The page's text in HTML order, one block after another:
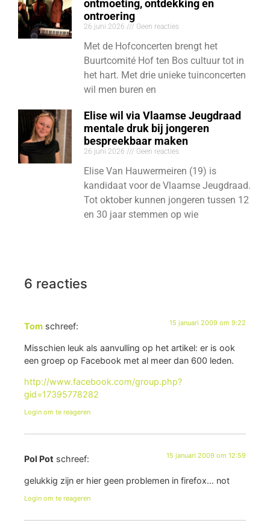
ontmoeting, ontdekking en
ontroering
26 juni 2026 Geen reacties
Met de Hofconcerten brengt het
Buurtcomité Hof ten Bos cultuur tot in
het hart. Met drie unieke tuinconcerten
wil men buren en
Elise wil via Vlaamse Jeugdraad
mentale druk bij jongeren
bespreekbaar maken
26 juni 2026 Geen reacties
Elise Van Hauwermeiren (19) is
kandidaat voor de Vlaamse Jeugdraad.
Tot oktober kunnen jongeren tussen 12
en 30 jaar stemmen op wie
6 reacties
Tom schreef: 15 januari 2009 om 9:22
Misschien leuk als aanvulling op het artikel: er is ook
een groep op Facebook met al meer dan 600 leden.
http://www.facebook.com/group.php?
gid=17395778282
Login om te reageren
Pol Pot schreef: 15 januari 2009 om 12:59
gelukkig zijn er hier geen problemen in firefox… not
Login om te reageren